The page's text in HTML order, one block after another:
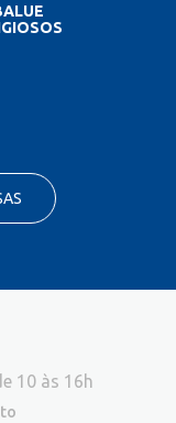
10 às 16h